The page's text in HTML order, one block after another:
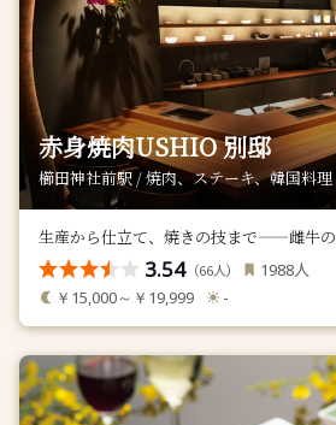
赤身焼肉USHIO 別邸
櫛田神社前駅 / 焼肉、ステーキ、韓国料理
生産から仕立て、焼きの技まで——雌牛
3.54（66人） 1988人
￥15,000～￥19,999 -